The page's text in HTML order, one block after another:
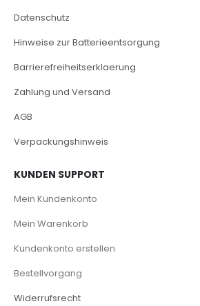
Datenschutz
Hinweise zur Batterieentsorgung
Barrierefreiheitserklaerung
Zahlung und Versand
AGB
Verpackungshinweis
KUNDEN SUPPORT
Mein Kundenkonto
Mein Warenkorb
Kundenkonto erstellen
Bestellvorgang
Widerrufsrecht